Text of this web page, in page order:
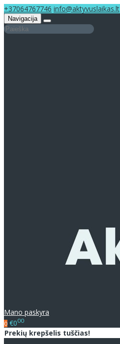
+37064767746 info@aktyvuslaikas.lt
Navigacija
Mano paskyra
0 €000
Prekių krepšelis tuščias!